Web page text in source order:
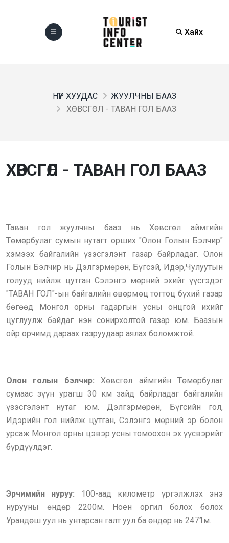
Хайх
НҮҮР ХУУДАС
ЖУУЛЧНЫ БААЗ
ХӨВСГӨЛ - ТАВАН ГОЛ БААЗ
ХӨВСГӨЛ - ТАВАН ГОЛ БААЗ
Таван гол жуулчны бааз нь Хөвсгөл аймгийн
Төмөрбулаг сумын нутагт орших "Олон Голын Бэлчир"
хэмээх байгалийн үзэсгэлэнт газар байрладаг. Олон
Голын Бэлчир нь Дэлгэрмөрөн, Бүгсэй, Идэр,Чулуутын
голууд нийлж цутган Сэлэнгэ мөрний эхийг үүсгэдэг
"ТАВАН ГОЛ"-ын байгалийн өвөрмөц тогтоц бүхий газар
бөгөөд Монгол орны гадаргын усны онцгой ихийг
цуглуулж байдаг нэн сонирхолтой газар юм. Баазын
ойр орчимд дараах газруудаар аялах боломжтой.
Олон голын бэлчир:Хөвсгөл аймгийн Төмөрбулаг
сумаас зүүн урагш 30 км зайд байрладаг байгалийн
үзэсгэлэнт нутаг юм. Дэлгэрмөрөн, Бүгсийн гол,
Идэрийн гол нийлж цутган, Сэлэнгэ мөрний эр болон
урсаж Монгол орны цэвэр усны томоохон эх үүсвэрийг
бүрдүүлдэг.
Эрчимийн нуруу: 100-аад километр үргэлжлэх энэ
нурууны өндөр 2200м. Ноён оргил болох болох
Урандөш уул нь унтарсан галт уул ба өндөр нь 2471м.